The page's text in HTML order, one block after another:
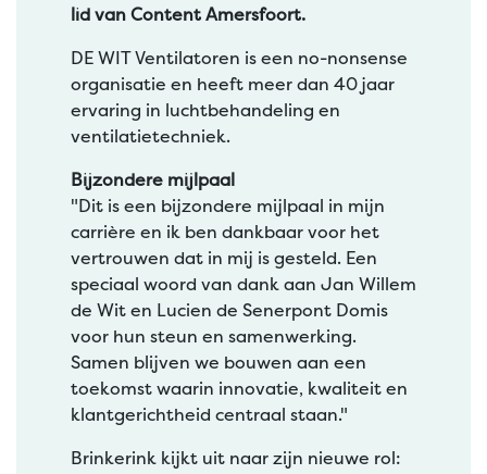
lid van Content Amersfoort.
DE WIT Ventilatoren is een no-nonsense
organisatie en heeft meer dan 40 jaar
ervaring in luchtbehandeling en
ventilatietechniek.
Bijzondere mijlpaal
"Dit is een bijzondere mijlpaal in mijn
carrière en ik ben dankbaar voor het
vertrouwen dat in mij is gesteld. Een
speciaal woord van dank aan Jan Willem
de Wit en Lucien de Senerpont Domis
voor hun steun en samenwerking.
Samen blijven we bouwen aan een
toekomst waarin innovatie, kwaliteit en
klantgerichtheid centraal staan."
Brinkerink kijkt uit naar zijn nieuwe rol: